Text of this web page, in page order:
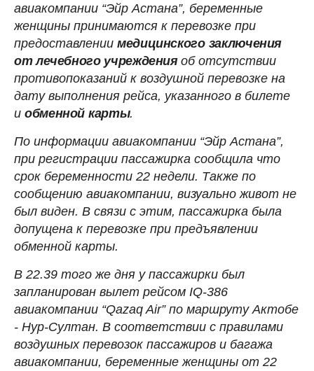
авиакомпании “Эйр Астана”, беременные
женщины принимаются к перевозке при
предоставлении медицинского заключения
от лечебного учрежденияоб отсутствии
противопоказаний к воздушной перевозке на
дату выполнения рейса, указанного в билете
и обменной карты.
По информации авиакомпании “Эйр Астана”,
при регистрации пассажирка сообщила что
срок беременности 22 недели. Также по
сообщению авиакомпании, визуально живот не
был виден. В связи с этим, пассажирка была
допущена к перевозке при предъявлении
обменной карты.
В 22.39 того же дня у пассажирки был
запланирован вылет рейсом IQ-386
авиакомпании “Qazaq Air” по маршруту Актобе
- Нур-Султан. В соответствии с правилами
воздушных перевозок пассажиров и багажа
авиакомпании, беременные женщины от 22